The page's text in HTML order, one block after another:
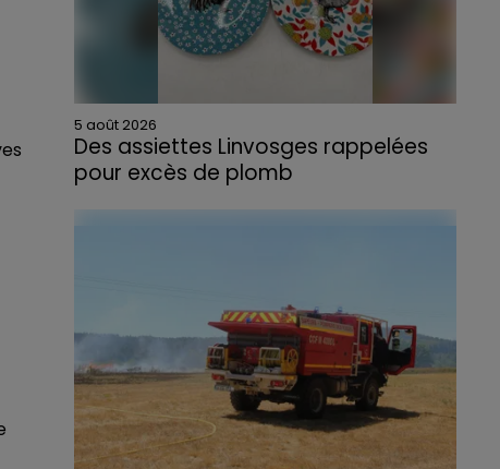
5 août 2026
Des assiettes Linvosges rappelées
pour excès de plomb